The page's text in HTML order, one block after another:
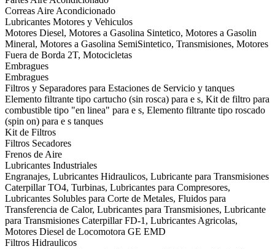
Correas Aire Acondicionado
Lubricantes Motores y Vehiculos
Motores Diesel, Motores a Gasolina Sintetico, Motores a Gasolin
Mineral, Motores a Gasolina SemiSintetico, Transmisiones, Motores
Fuera de Borda 2T, Motocicletas
Embragues
Embragues
Filtros y Separadores para Estaciones de Servicio y tanques
Elemento filtrante tipo cartucho (sin rosca) para e s, Kit de filtro para
combustible tipo "en linea" para e s, Elemento filtrante tipo roscado
(spin on) para e s tanques
Kit de Filtros
Filtros Secadores
Frenos de Aire
Lubricantes Industriales
Engranajes, Lubricantes Hidraulicos, Lubricante para Transmisiones
Caterpillar TO4, Turbinas, Lubricantes para Compresores,
Lubricantes Solubles para Corte de Metales, Fluidos para
Transferencia de Calor, Lubricantes para Transmisiones, Lubricante
para Transmisiones Caterpillar FD-1, Lubricantes Agricolas,
Motores Diesel de Locomotora GE EMD
Filtros Hidraulicos